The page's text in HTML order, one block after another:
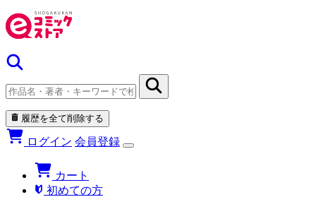
履歴を全て削除する
ログイン 会員登録
カート
初めての方